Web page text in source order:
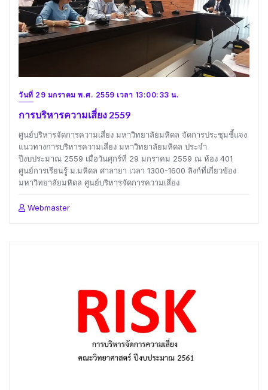
วันที่ 29 มกราคม พ.ศ. 2559 เวลา 13:00:33 น.
การบริหารความเสี่ยง 2559
ศูนย์บริหารจัดการความเสี่ยง มหาวิทยาลัยมหิดล จัดการประชุมชี้แจง
แนวทางการบริหารความเสี่ยง มหาวิทยาลัยมหิดล ประจำ
ปีงบประมาณ 2559 เมื่อวันศุกร์ที่ 29 มกราคม 2559 ณ ห้อง 401
ศูนย์การเรียนรู้ ม.มหิดล ศาลายา เวลา 1300-1600 ลิงก์ที่เกี่ยวข้อง
มหาวิทยาลัยมหิดล ศูนย์บริหารจัดการความเสี่ยง
Webmaster